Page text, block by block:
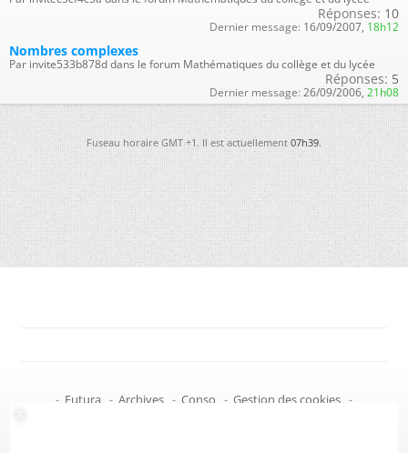
Réponses: 10
Dernier message: 16/09/2007, 18h12
Nombres complexes
Par invite533b878d dans le forum Mathématiques du collège et du lycée
Réponses: 5
Dernier message: 26/09/2006, 21h08
Fuseau horaire GMT +1. Il est actuellement07h39.
- Futura - Archives - Conso - Gestion des cookies -